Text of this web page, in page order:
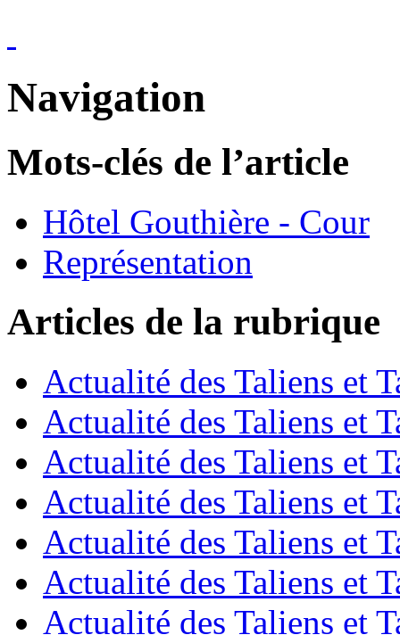
Navigation
Mots-clés de l’article
Hôtel Gouthière - Cour
Représentation
Articles de la rubrique
Actualité des Taliens et
Actualité des Taliens et
Actualité des Taliens et
Actualité des Taliens et
Actualité des Taliens et
Actualité des Taliens et
Actualité des Taliens et